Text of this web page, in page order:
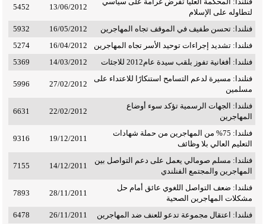
لتطاوله على الإسلام
13/06/2012
5452
فنلندا: تحسن طفيف في الموقف تجاه المهاجرين 16/05/2012
5932
فنلندا: تشديد إجراءات توحيد الأسر تجاه المهاجرين
16/04/2012
5274
فنلندا: أفغانية تفوز بلقب سيدة عام2012 للاجئات
14/03/2012
5369
فنلندا: مسيرة لدعم التسامح استنكارًا للاعتداء على
مسلمين
27/02/2012
5996
فنلندا: الجهات الرسمية تؤكد سوء أوضاع
المهاجرين
22/02/2012
6631
فنلندا: 75% من المهاجرين من حملة شهادات
التعليم العالي بلا وظائف
19/12/2011
9316
فنلندا: مسلم صومالي يعمل على دعم التواصل بين
المهاجرين والمجتمع الفنلندي
14/12/2011
7155
فنلندا: ضعف التواصل اللغوي عائق أمام حل
مشكلات المهاجرين الصحية
28/11/2011
7893
فنلندا: اعتقال مجموعة تدعو للعنف ضد المهاجرين 26/11/2011
6478